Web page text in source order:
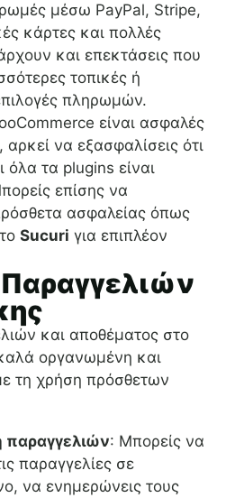
μέσω PayPal, Stripe,
κάρτες και πολλές
και επεκτάσεις που
τοπικές ή
πληρωμών.
είναι ασφαλές
να εξασφαλίσεις ότι
όλα τα plugins είναι
επίσης να
ασφαλείας όπως
Sucuri για επιπλέον
Παραγγελιών
και αποθέματος στο
οργανωμένη και
τη χρήση πρόσθετων
: Μπορείς να
παραγγελίες σε
να ενημερώνεις τους